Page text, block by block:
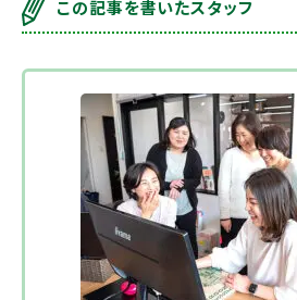
この記事を書いたスタッフ